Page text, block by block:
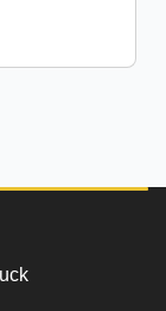
zuvor